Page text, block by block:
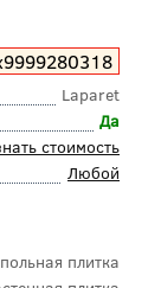
Laparet
Да
стоимость
Любой
плитка